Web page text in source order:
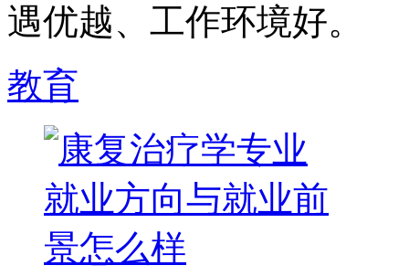
遇优越、工作环境好。
教育